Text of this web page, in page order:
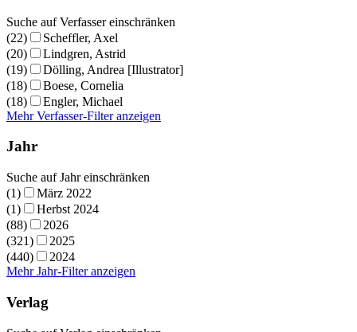
Suche auf Verfasser einschränken
(22)
Scheffler, Axel
(20)
Lindgren, Astrid
(19)
Dölling, Andrea [Illustrator]
(18)
Boese, Cornelia
(18)
Engler, Michael
Mehr Verfasser-Filter anzeigen
Jahr
Suche auf Jahr einschränken
(1)
März 2022
(1)
Herbst 2024
(88)
2026
(321)
2025
(440)
2024
Mehr Jahr-Filter anzeigen
Verlag